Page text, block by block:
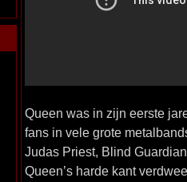
Queen was in zijn eerste
fans in vele grote
Judas Priest, Blind
Queen’s harde kant